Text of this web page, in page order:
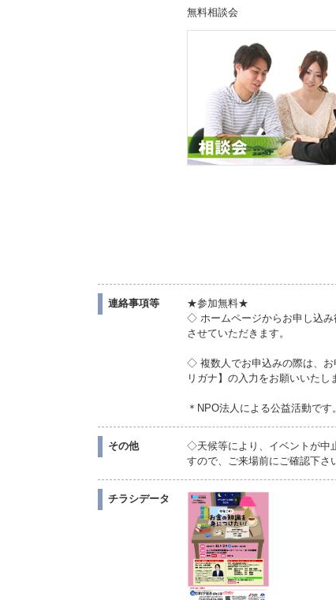
無料相談会
連絡事項等
★参加無料★
◇ ホームページからお申し込み
させていただきます。
◇ 複数人でお申込みの際は、お
リガナ】の入力をお願いいたし
＊NPO法人による公益活動で
その他
◇天候等により、イベントが中
すので、ご来場前にご確認下さ
チラシデータ